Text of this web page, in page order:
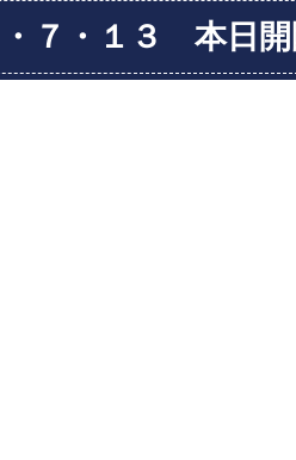
・７・１３ 本日開